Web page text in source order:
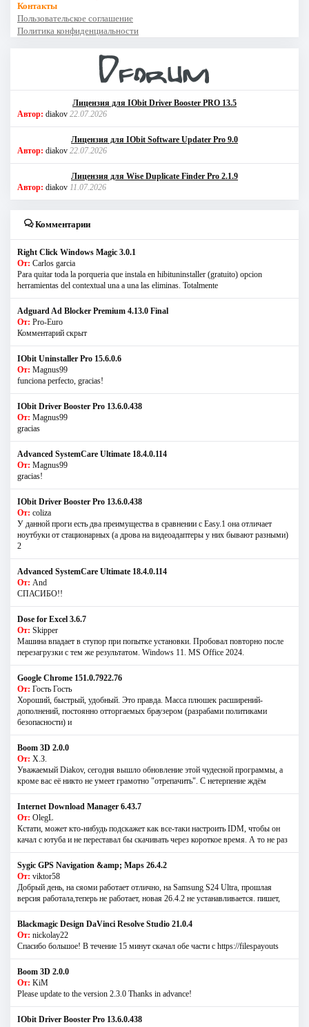
Контакты
Пользовательское соглашение
Политика конфиденциальности
Лицензия для IObit Driver Booster PRO 13.5
Автор: diakov 22.07.2026
Лицензия для IObit Software Updater Pro 9.0
Автор: diakov 22.07.2026
Лицензия для Wise Duplicate Finder Pro 2.1.9
Автор: diakov 11.07.2026
Комментарии
Right Click Windows Magic 3.0.1
От: Carlos garcia
Para quitar toda la porqueria que instala en hibituninstaller (gratuito) opcion
herramientas del contextual una a una las eliminas. Totalmente
Adguard Ad Blocker Premium 4.13.0 Final
От: Pro-Euro
Комментарий скрыт
IObit Uninstaller Pro 15.6.0.6
От: Magnus99
funciona perfecto, gracias!
IObit Driver Booster Pro 13.6.0.438
От: Magnus99
gracias
Advanced SystemCare Ultimate 18.4.0.114
От: Magnus99
gracias!
IObit Driver Booster Pro 13.6.0.438
От: coliza
У данной проги есть два преимущества в сравнении с Easy.1 она отличает
ноутбуки от стационарных (а дрова на видеоадаптеры у них бывают разными)
2
Advanced SystemCare Ultimate 18.4.0.114
От: And
СПАСИБО!!
Dose for Excel 3.6.7
От: Skipper
Машина впадает в ступор при попытке установки. Пробовал повторно после
перезагрузки с тем же результатом. Windows 11. MS Offiсe 2024.
Google Chrome 151.0.7922.76
От: Гость Гость
Хороший, быстрый, удобный. Это правда. Масса плюшек расширений-
дополнений, постоянно отторгаемых браузером (разрабами политиками
безопасности) и
Boom 3D 2.0.0
От: Х.З.
Уважаемый Diakov, сегодня вышло обновление этой чудесной программы, а
кроме вас её никто не умеет грамотно "отрепачить". С нетерпение ждём
Internet Download Manager 6.43.7
От: OlegL
Кстати, может кто-нибудь подскажет как все-таки настроить IDM, чтобы он
качал с ютуба и не переставал бы скачивать через короткое время. А то не раз
Sygic GPS Navigation &amp; Maps 26.4.2
От: viktor58
Добрый день, на сяоми работает отлично, на Samsung S24 Ultra, прошлая
версия работала,теперь не работает, новая 26.4.2 не устанавливается. пишет,
Blackmagic Design DaVinci Resolve Studio 21.0.4
От: nickolay22
Спасибо большое! В течение 15 минут скачал обе части с https://filespayouts
Boom 3D 2.0.0
От: KiM
Please update to the version 2.3.0 Thanks in advance!
IObit Driver Booster Pro 13.6.0.438